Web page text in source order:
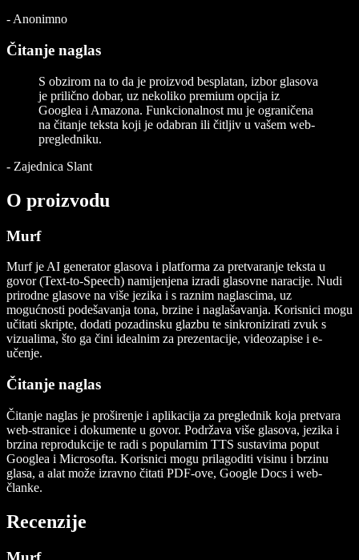
- Anonimno
Čitanje naglas
S obzirom na to da je proizvod besplatan, izbor glasova
je prilično dobar, uz nekoliko premium opcija iz
Googlea i Amazona. Funkcionalnost mu je ograničena
na čitanje teksta koji je odabran ili čitljiv u vašem web-
pregledniku.
- Zajednica Slant
O proizvodu
Murf
Murf je AI generator glasova i platforma za pretvaranje teksta u
govor (Text-to-Speech) namijenjena izradi glasovne naracije. Nudi
prirodne glasove na više jezika i s raznim naglascima, uz
mogućnosti podešavanja tona, brzine i naglašavanja. Korisnici mogu
učitati skripte, dodati pozadinsku glazbu te sinkronizirati zvuk s
vizualima, što ga čini idealnim za prezentacije, videozapise i e-
učenje.
Čitanje naglas
Čitanje naglas je proširenje i aplikacija za preglednik koja pretvara
web-stranice i dokumente u govor. Podržava više glasova, jezika i
brzina reprodukcije te radi s popularnim TTS sustavima poput
Googlea i Microsofta. Korisnici mogu prilagoditi visinu i brzinu
glasa, a alat može izravno čitati PDF-ove, Google Docs i web-
članke.
Recenzije